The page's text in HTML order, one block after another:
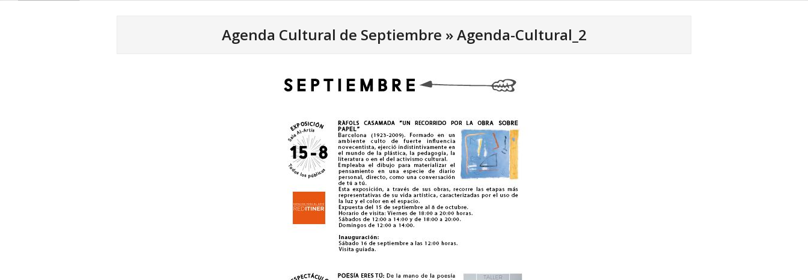
Agenda Cultural de Septiembre »Agenda-Cultural_2